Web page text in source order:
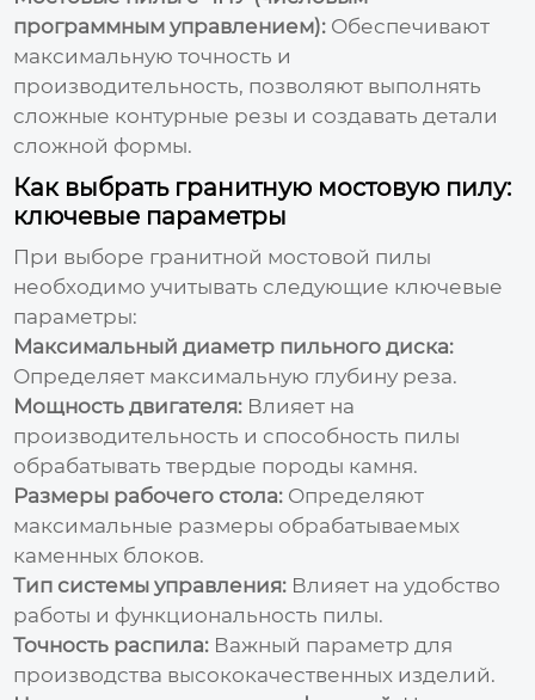
программным управлением): Обеспечивают
максимальную точность и
производительность, позволяют выполнять
сложные контурные резы и создавать детали
сложной формы.
Как выбрать гранитную мостовую пилу:
ключевые параметры
При выборе гранитной мостовой пилы
необходимо учитывать следующие ключевые
параметры:
Максимальный диаметр пильного диска:
Определяет максимальную глубину реза.
Мощность двигателя: Влияет на
производительность и способность пилы
обрабатывать твердые породы камня.
Размеры рабочего стола: Определяют
максимальные размеры обрабатываемых
каменных блоков.
Тип системы управления: Влияет на удобство
работы и функциональность пилы.
Точность распила: Важный параметр для
производства высококачественных изделий.